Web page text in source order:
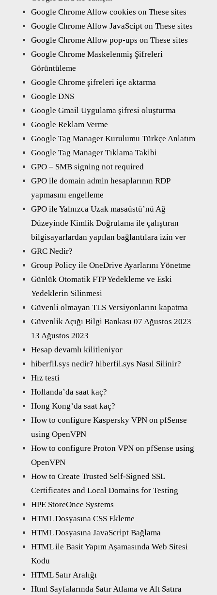
Google Chrome Allow cookies on These sites
Google Chrome Allow JavaScipt on These sites
Google Chrome Allow pop-ups on These sites
Google Chrome Maskelenmiş Şifreleri
Görüntüleme
Google Chrome şifreleri içe aktarma
Google DNS
Google Gmail Uygulama şifresi oluşturma
Google Reklam Verme
Google Tag Manager Kurulumu Türkçe Anlatım
Google Tag Manager Tıklama Takibi
GPO – SMB signing not required
GPO ile domain admin hesaplarının RDP
yapmasını engelleme
GPO ile Yalnızca Uzak masaüstü’nü Ağ
Düzeyinde Kimlik Doğrulama ile çalıştıran
bilgisayarlardan yapılan bağlantılara izin ver
GRC Nedir?
Group Policy ile OneDrive Ayarlarını Yönetme
Günlük Otomatik FTP Yedekleme ve Eski
Yedeklerin Silinmesi
Güvenli olmayan TLS Versiyonlarını kapatma
Güvenlik Açığı Bilgi Bankası 07 Ağustos 2023 –
13 Ağustos 2023
Hesap devamlı kilitleniyor
hiberfil.sys nedir? hiberfil.sys Nasıl Silinir?
Hız testi
Hollanda’da saat kaç?
Hong Kong’da saat kaç?
How to configure Kaspersky VPN on pfSense
using OpenVPN
How to configure Proton VPN on pfSense using
OpenVPN
How to Create Trusted Self-Signed SSL
Certificates and Local Domains for Testing
HPE StoreOnce Systems
HTML Dosyasına CSS Ekleme
HTML Dosyasına JavaScript Bağlama
HTML ile Basit Yapım Aşamasında Web Sitesi
Kodu
HTML Satır Aralığı
Html Sayfalarında Satır Atlama ve Alt Satıra